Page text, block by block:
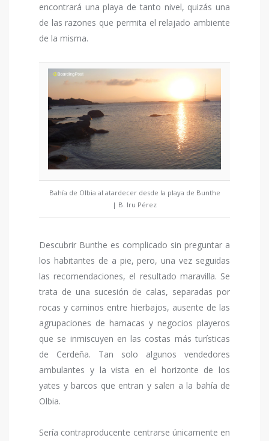
encontrará una playa de tanto nivel, quizás una
de las razones que permita el relajado ambiente
de la misma.
Bahía de Olbia al atardecer desde la playa de Bunthe
| B. Iru Pérez
Descubrir Bunthe es complicado sin preguntar a
los habitantes de a pie, pero, una vez seguidas
las recomendaciones, el resultado maravilla. Se
trata de una sucesión de calas, separadas por
rocas y caminos entre hierbajos, ausente de las
agrupaciones de hamacas y negocios playeros
que se inmiscuyen en las costas más turísticas
de Cerdeña. Tan solo algunos vendedores
ambulantes y la vista en el horizonte de los
yates y barcos que entran y salen a la bahía de
Olbia.
Sería contraproducente centrarse únicamente en